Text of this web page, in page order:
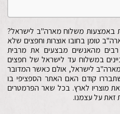
באמצעות משלוח מארה"ב לישראל?
טומן בחובו אוצרות וחפצים שלא
רבים מהאנשים מבצעים את מרבית
במשלוח עד לישראל של חפצים
לישראל, אולם כאשר המדובר
קודם האם האתר הספציפי בו
מוצריו לארץ. בכל שאר הפרמטרים
על עצמנו.